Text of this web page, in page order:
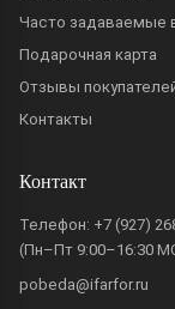
Часто задаваемые
Подарочная карта
Отзывы
Контакты
Контакт
Телефон: +7 (927)
(Пн–Пт 9:00–16:30
pobeda@ifarfor.ru